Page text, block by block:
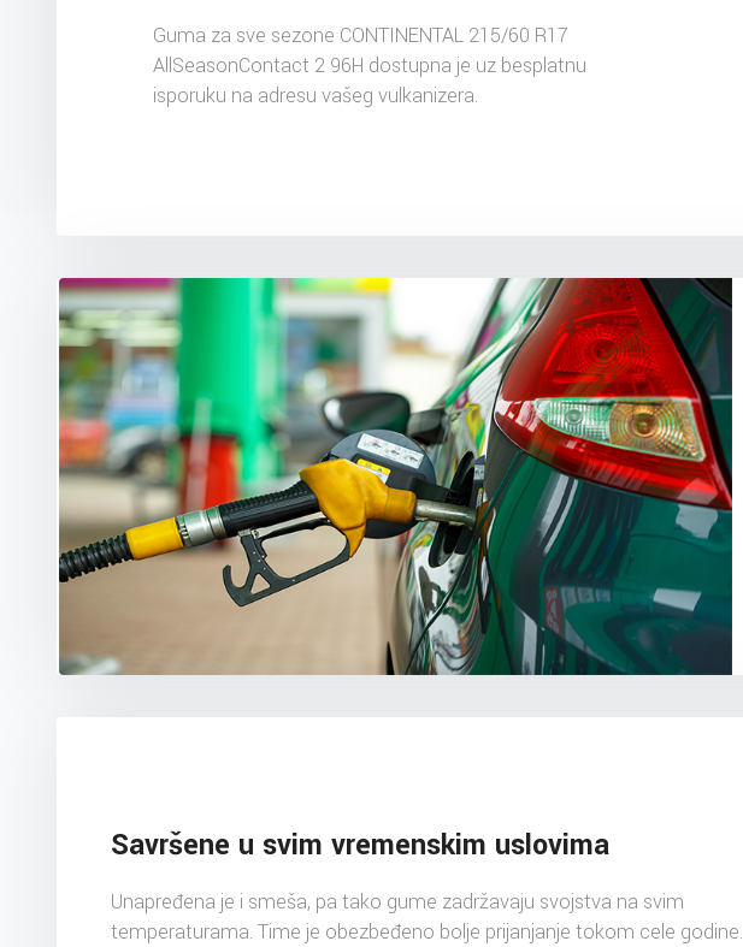
Guma za sve sezone CONTINENTAL 215/60 R17
AllSeasonContact 2 96H dostupna je uz besplatnu
isporuku na adresu vašeg vulkanizera.
Savršene u svim vremenskim uslovima
Unapređena je i smeša, pa tako gume zadržavaju svojstva na svim
temperaturama. Time je obezbeđeno bolje prijanjanje tokom cele godine.